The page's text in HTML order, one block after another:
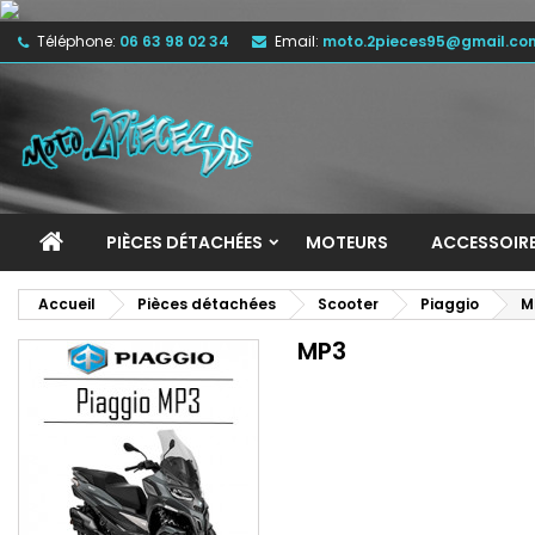
Téléphone: 06 63 98 02 34 Email:
PIÈCES DÉTACHÉES MOTEURS
Accueil Pièces détachées Scooter Piaggio
MP3